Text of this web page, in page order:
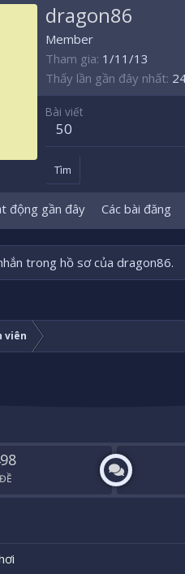
dragon86
Member
Tham gia 1/11/13
Thấy lần gần đây nhất
Bài viết
50
Tìm
động gần đây Các bài đăng
trong hồ sơ của dragon86.
viên